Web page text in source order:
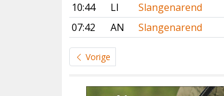
10:44
LI
Slangenarend
07:42
AN Slangenarend
Vorige